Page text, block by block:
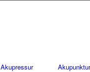
Akupressur Akupunktur